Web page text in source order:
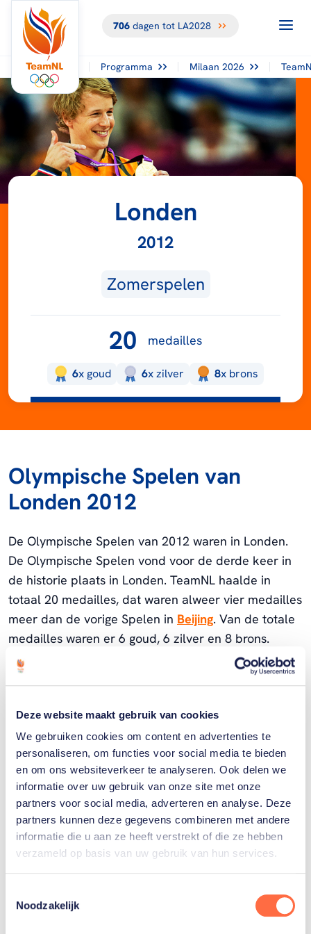
Deze website maakt gebruik van cookies
We gebruiken cookies om content en advertenties te
personaliseren, om functies voor social media te bieden
en om ons websiteverkeer te analyseren. Ook delen we
informatie over uw gebruik van onze site met onze
partners voor social media, adverteren en analyse. Deze
partners kunnen deze gegevens combineren met andere
informatie die u aan ze heeft verstrekt of die ze hebben
verzameld op basis van uw gebruik van hun services.
Noodzakelijk
706dagen tot LA2028
Programma Milaan 2026
Londen
2012
Zomerspelen
20 medailles
6x goud 6xzilver 8x brons
Olympische Spelen van
Londen 2012
De Olympische Spelen van 2012 waren in Londen.
De Olympische Spelen vond voor de derde keer in
de historie plaats in Londen. TeamNL haalde in
totaal 20 medailles, dat waren alweer vier medailles
meer dan de vorige Spelen in Beijing. Van de totale
medailles waren er 6 goud, 6 zilver en 8 brons.
Hiermee werd een 13e plek in het
medailleklassement behaald. Bekijk hier alle
van Londen 2012.
Welke Nederlanders hebben er
Olympische Spelen?